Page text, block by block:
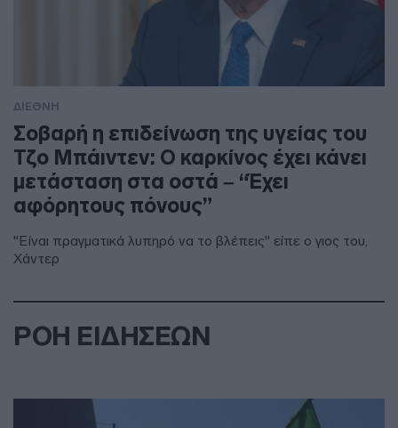
ΔΙΕΘΝΗ
Σοβαρή η επιδείνωση της υγείας του
Τζο Μπάιντεν: Ο καρκίνος έχει κάνει
μετάσταση στα οστά – “Έχει
αφόρητους πόνους”
"Είναι πραγματικά λυπηρό να το βλέπεις" είπε ο γιος του,
Χάντερ
ΡΟΗ ΕΙΔΗΣΕΩΝ